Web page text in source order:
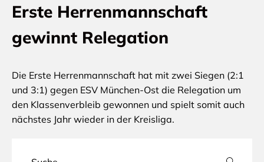
Erste Herrenmannschaft
gewinnt Relegation
Die Erste Herrenmannschaft hat mit zwei Siegen (2:1
und 3:1) gegen ESV München-Ost die Relegation um
den Klassenverbleib gewonnen und spielt somit auch
nächstes Jahr wieder in der Kreisliga.